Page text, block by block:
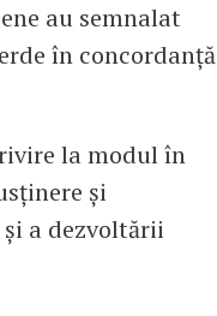
au semnalat
în concordanță
la modul în
și
a dezvoltării